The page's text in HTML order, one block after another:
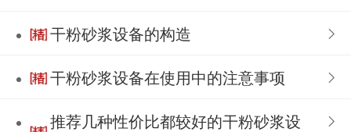
干粉砂浆设备的构造
干粉砂浆设备在使用中的注意事项
推荐几种性价比都较好的干粉砂浆设